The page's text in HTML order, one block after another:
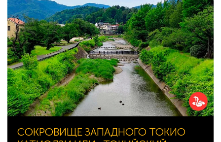
СОКРОВИЩЕ ЗАПАДНОГО ТОКИО